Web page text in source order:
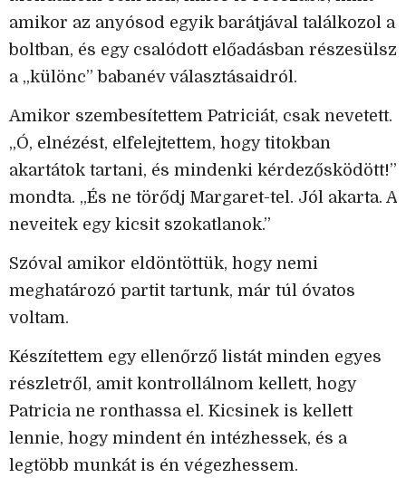
amikor az anyósod egyik barátjával találkozol a
boltban, és egy csalódott előadásban részesülsz
a „különc” babanév választásaidról.
Amikor szembesítettem Patriciát, csak nevetett.
„Ó, elnézést, elfelejtettem, hogy titokban
akartátok tartani, és mindenki kérdezősködött!”
mondta. „És ne törődj Margaret-tel. Jól akarta. A
neveitek egy kicsit szokatlanok.”
Szóval amikor eldöntöttük, hogy nemi
meghatározó partit tartunk, már túl óvatos
voltam.
Készítettem egy ellenőrző listát minden egyes
részletről, amit kontrollálnom kellett, hogy
Patricia ne ronthassa el. Kicsinek is kellett
lennie, hogy mindent én intézhessek, és a
legtöbb munkát is én végezhessem.